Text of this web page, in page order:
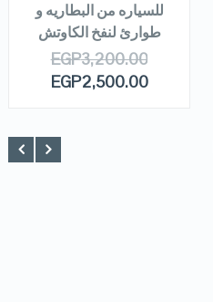
للسياره من البطاريه و
طوارئ لنفخ الكاوتش
EGP3,200.00
EGP2,500.00